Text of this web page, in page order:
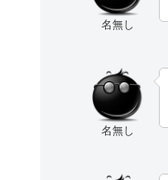
名無し
名無し